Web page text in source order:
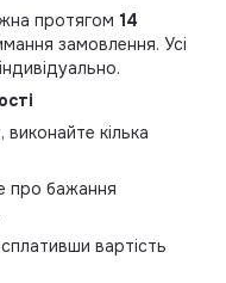
протягом 14
замовлення. Усі
кілька
про бажання
вартість